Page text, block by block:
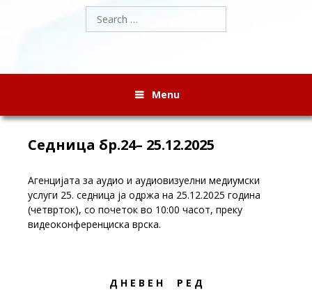
Search
for:
Menu
Седница бр.24– 25.12.2025
Агенцијата за аудио и аудиовизуелни медиумски
услуги 25. седница ја одржа на 25.12.2025 година
(четврток), со почеток во 10:00 часот, преку
видеоконференциска врска.
Д Н Е В Е Н Р Е Д